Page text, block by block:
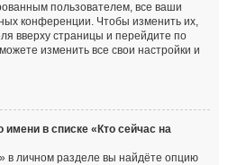
пользователем, все ваши
конференции. Чтобы изменить их,
вверху страницы и перейдите по
изменить все свои настройки и
имени в списке «Кто сейчас на
в личном разделе вы найдёте опцию